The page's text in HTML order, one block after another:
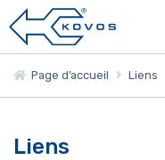
Page d’accueil Liens
Liens